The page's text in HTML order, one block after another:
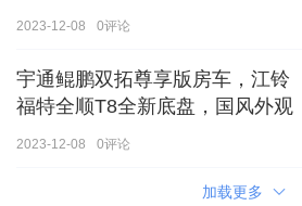
2023-12-08 0评论
宇通鲲鹏双拓尊享版房车，江铃
福特全顺T8全新底盘，国风外观
2023-12-08 0评论
加载更多